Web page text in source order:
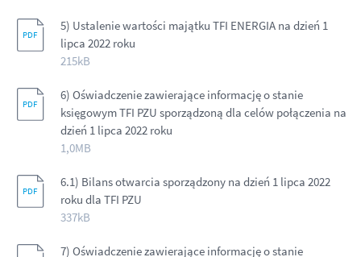
5) Ustalenie wartości majątku TFI ENERGIA na dzień 1
lipca 2022 roku
215kB
6) Oświadczenie zawierające informację o stanie
księgowym TFI PZU sporządzoną dla celów połączenia na
dzień 1 lipca 2022 roku
1,0MB
6.1) Bilans otwarcia sporządzony na dzień 1 lipca 2022
roku dla TFI PZU
337kB
7) Oświadczenie zawierające informację o stanie